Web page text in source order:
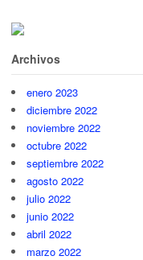
Archivos
enero 2023
diciembre 2022
noviembre 2022
octubre 2022
septiembre 2022
agosto 2022
julio 2022
junio 2022
abril 2022
marzo 2022